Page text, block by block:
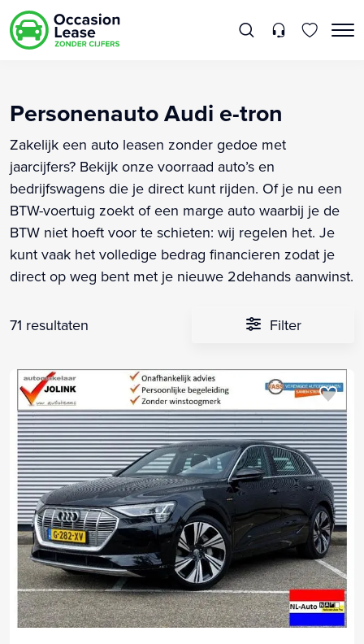
Personenauto Audi e-tron
Zakelijk een auto leasen zonder gedoe met
jaarcijfers? Bekijk onze voorraad auto’s en
bedrijfswagens die je direct kunt rijden. Of je nu een
BTW-voertuig zoekt of een marge auto waarbij je de
BTW niet hoeft voor te schieten: wij regelen het. Je
kunt vaak het volledige bedrag financieren zodat je
direct op weg bent met je nieuwe 2dehands aanwinst.
71 resultaten Filter